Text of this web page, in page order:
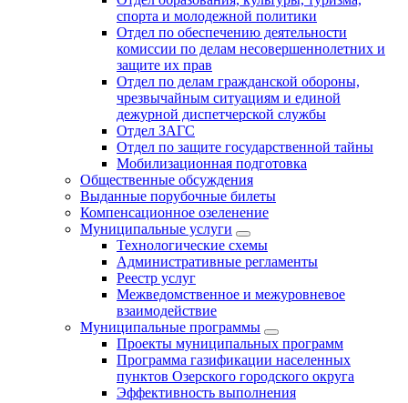
спорта и молодежной политики
Отдел по обеспечению деятельности
комиссии по делам несовершеннолетних и
защите их прав
Отдел по делам гражданской обороны,
чрезвычайным ситуациям и единой
дежурной диспетчерской службы
Отдел ЗАГС
Отдел по защите государственной тайны
Мобилизационная подготовка
Общественные обсуждения
Выданные порубочные билеты
Компенсационное озеленение
Муниципальные услуги
Технологические схемы
Административные регламенты
Реестр услуг
Межведомственное и межуровневое
взаимодействие
Муниципальные программы
Проекты муниципальных программ
Программа газификации населенных
пунктов Озерского городского округа
Эффективность выполнения